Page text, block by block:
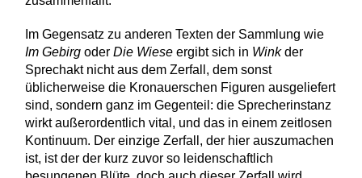
Im Gegensatz zu anderen Texten der Sammlung wie
Im Gebirg oderDie Wiese ergibt sich in Winkder
Sprechakt nicht aus dem Zerfall, dem sonst
üblicherweise die Kronauerschen Figuren ausgeliefert
sind, sondern ganz im Gegenteil: die Sprecherinstanz
wirkt außerordentlich vital, und das in einem zeitlosen
Kontinuum. Der einzige Zerfall, der hier auszumachen
ist, ist der der kurz zuvor so leidenschaftlich